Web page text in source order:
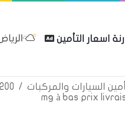
اسعار التأمين
عن الموقع سياسة
السيارات والمركبات /
mg à bas prix